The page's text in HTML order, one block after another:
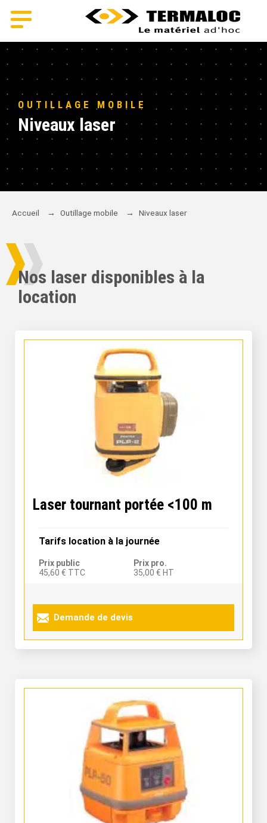
OUTILLAGE MOBILE
Niveaux laser
Accueil → Outillage mobile → Niveaux laser
Nos laser disponibles à la
location
Laser tournant portée <100 m
Tarifs location à la journée
Prix public
45,60 € TTC
Prix pro.
35,00 € HT
Demande de devis